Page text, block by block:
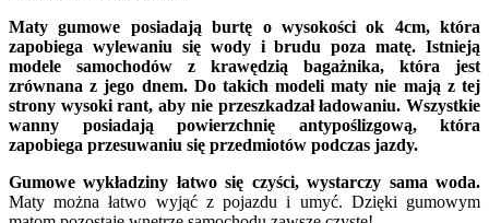
Maty gumowe posiadają burtę o wysokości ok 4cm, która
zapobiega wylewaniu się wody i brudu poza matę. Istnieją
modele samochodów z krawędzią bagażnika, która jest
zrównana z jego dnem. Do takich modeli maty nie mają z tej
strony wysoki rant, aby nie przeszkadzał ładowaniu. Wszystkie
wanny posiadają powierzchnię antypoślizgową, która
zapobiega przesuwaniu się przedmiotów podczas jazdy.
Gumowe wykładziny łatwo się czyści, wystarczy sama woda.
Maty można łatwo wyjąć z pojazdu i umyć. Dzięki gumowym